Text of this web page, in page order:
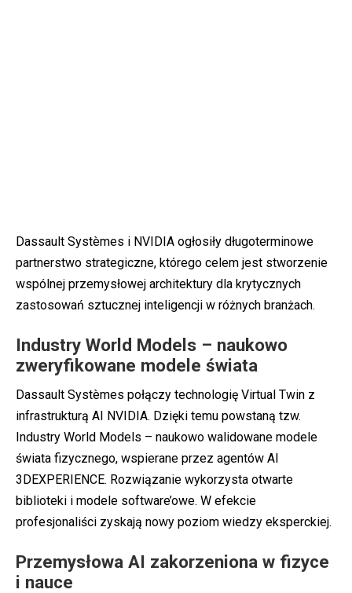
Dassault Systèmes i NVIDIA ogłosiły długoterminowe
partnerstwo strategiczne, którego celem jest stworzenie
wspólnej przemysłowej architektury dla krytycznych
zastosowań sztucznej inteligencji w różnych branżach.
Industry World Models – naukowo
zweryfikowane modele świata
Dassault Systèmes połączy technologię Virtual Twin z
infrastrukturą AI NVIDIA. Dzięki temu powstaną tzw.
Industry World Models – naukowo walidowane modele
świata fizycznego, wspierane przez agentów AI
3DEXPERIENCE. Rozwiązanie wykorzysta otwarte
biblioteki i modele software’owe. W efekcie
profesjonaliści zyskają nowy poziom wiedzy eksperckiej.
Przemysłowa AI zakorzeniona w fizyce
i nauce